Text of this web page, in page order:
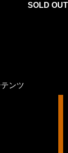
SOLD OUT
ンツ